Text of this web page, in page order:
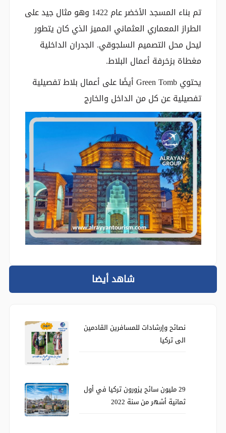
تم بناء المسجد الأخضر عام 1422 وهو مثال جيد على
الطراز المعماري العثماني المميز الذي كان يتطور
ليحل محل التصميم السلجوقي. الجدران الداخلية
مغطاة بزخرفة أعمال البلاط.
يحتوي Green Tomb أيضًا على أعمال بلاط تفصيلية
تفصيلية عن كل من الداخل والخارج
شاهد أيضا
نصائح وإرشادات للمسافرين القادمين
الى تركيا
29 مليون سائح يزورون تركيا في أول
ثمانية أشهر من سنة 2022